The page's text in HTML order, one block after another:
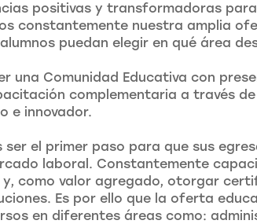
positivas y transformadoras
constantemente nuestra amplia
puedan elegir en qué área
una Comunidad Educativa con
complementaria a través
e innovador.
ser el primer paso para que sus
laboral. Constantemente
como valor agregado, otorgar
Es por ello que la oferta
en diferentes áreas como: